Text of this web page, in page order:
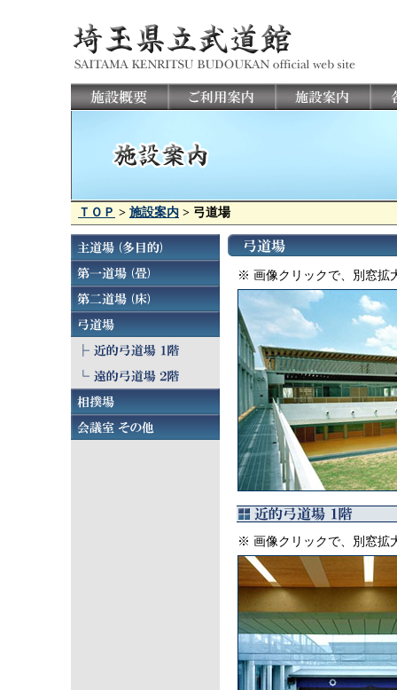
ＴＯＰ > 施設案内 > 弓道場
※ 画像クリックで、別窓拡
※ 画像クリックで、別窓拡